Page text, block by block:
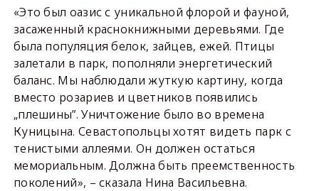
«Это был оазис с уникальной флорой и фауной,
засаженный краснокнижными деревьями. Где
была популяция белок, зайцев, ежей. Птицы
залетали в парк, пополняли энергетический
баланс. Мы наблюдали жуткую картину, когда
вместо розариев и цветников появились
„плешины”. Уничтожение было во времена
Куницына. Севастопольцы хотят видеть парк с
тенистыми аллеями. Он должен остаться
мемориальным. Должна быть преемственность
поколений», – сказала Нина Васильевна.